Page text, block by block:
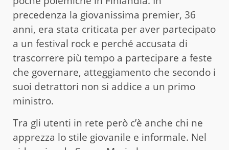
precedenza la giovanissima premier, 36
anni, era stata criticata per aver partecipato
a un festival rock e perché accusata di
trascorrere più tempo a partecipare a feste
che governare, atteggiamento che secondo i
suoi detrattori non si addice a un primo
ministro.
Tra gli utenti in rete però c’è anche chi ne
apprezza lo stile giovanile e informale. Nel